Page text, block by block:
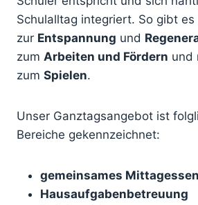
Schulalltag integriert. So gibt
zur Entspannung und
zum Arbeiten und Fördern und
zum Spielen.
Unser Ganztagsangebot ist
Bereiche gekennzeichnet:
gemeinsames Mittagessen
Hausaufgabenbetreuung